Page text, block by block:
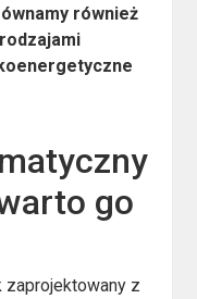
również
go
zaprojektowany z